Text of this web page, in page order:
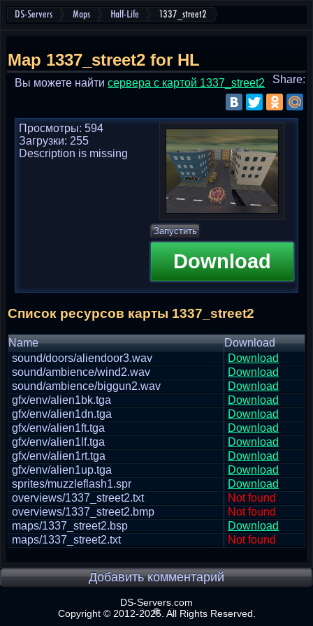
DS-Servers Maps Half-Life 1337_street2
Map 1337_street2 for HL
Вы можете найти cервера с картой 1337_street2 Share:
Запустить
Download
Просмотры: 594
Загрузки: 255
Description is missing
Список ресурсов карты 1337_street2
Name
Download
sound/doors/aliendoor3.wav
Download
sound/ambience/wind2.wav
Download
sound/ambience/biggun2.wav
Download
gfx/env/alien1bk.tga
Download
gfx/env/alien1dn.tga
Download
gfx/env/alien1ft.tga
Download
gfx/env/alien1lf.tga
Download
gfx/env/alien1rt.tga
Download
gfx/env/alien1up.tga
Download
sprites/muzzleflash1.spr
Download
overviews/1337_street2.txt
Not found
overviews/1337_street2.bmp
Not found
maps/1337_street2.bsp
Download
maps/1337_street2.txt
Not found
Добавить комментарий
DS-Servers.com
Copyright © 2012-2025. All Rights Reserved.